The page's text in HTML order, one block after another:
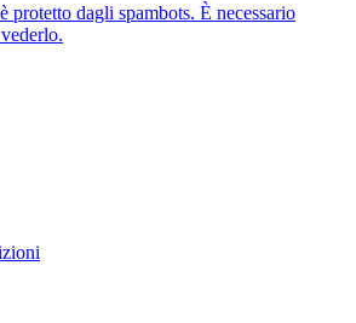
protetto dagli spambots. È necessario